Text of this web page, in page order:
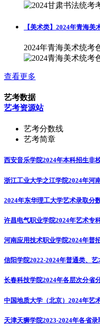
【美术类】2024年青海美
2024年青海美术统考
查看更多
艺考数据
艺考资源站
艺考分数线
艺考简章
西安音乐学院2024年本科招生非
浙江工业大学之江学院2024年河
2024年东华理工大学艺术录取分
许昌电气职业学院2024年艺术专
河南应用技术职业学院2024年普
信阳学院2022-2024年普通类、
长春科技学院2024年各层次分省
中国地质大学（北京）2024年艺
天津天狮学院2023-2024年各省录